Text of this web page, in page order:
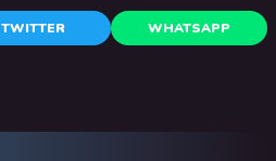
TWITTER WHATSAPP